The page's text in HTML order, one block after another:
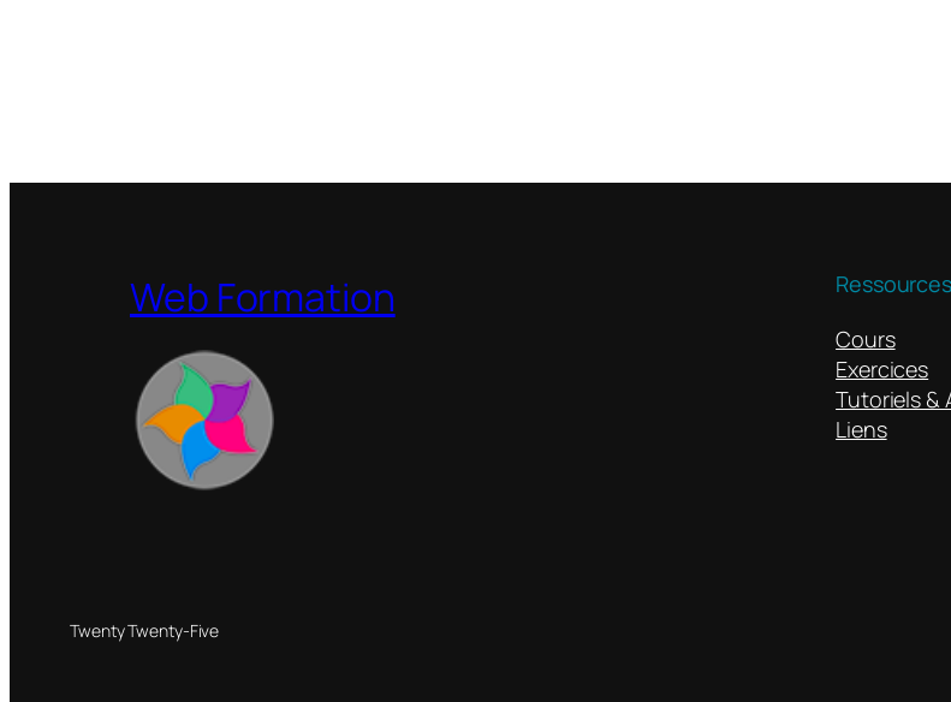
Web Formation
Cours
Exercices
Tutoriels &
Liens
Twenty Twenty-Five